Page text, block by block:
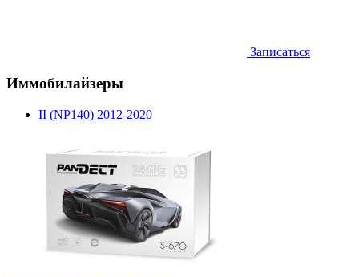
Записаться
Иммобилайзеры
II (NP140) 2012-2020